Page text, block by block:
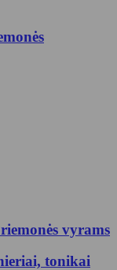
vyrams
tonikai